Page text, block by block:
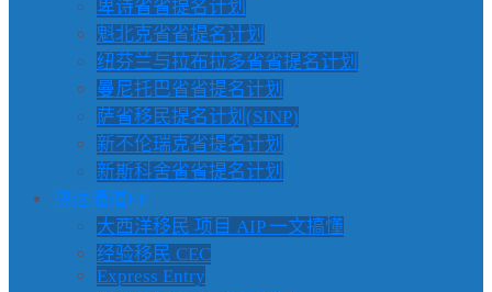
卑诗省省提名计划
魁北克省省提名计划
纽芬兰与拉布拉多省省提名计划
曼尼托巴省省提名计划
萨省移民提名计划(SINP)
新不伦瑞克省提名计划
新斯科舍省省提名计划
快速通道EE
大西洋移民 项目 AIP 一文搞懂
经验移民 CEC
Express Entry